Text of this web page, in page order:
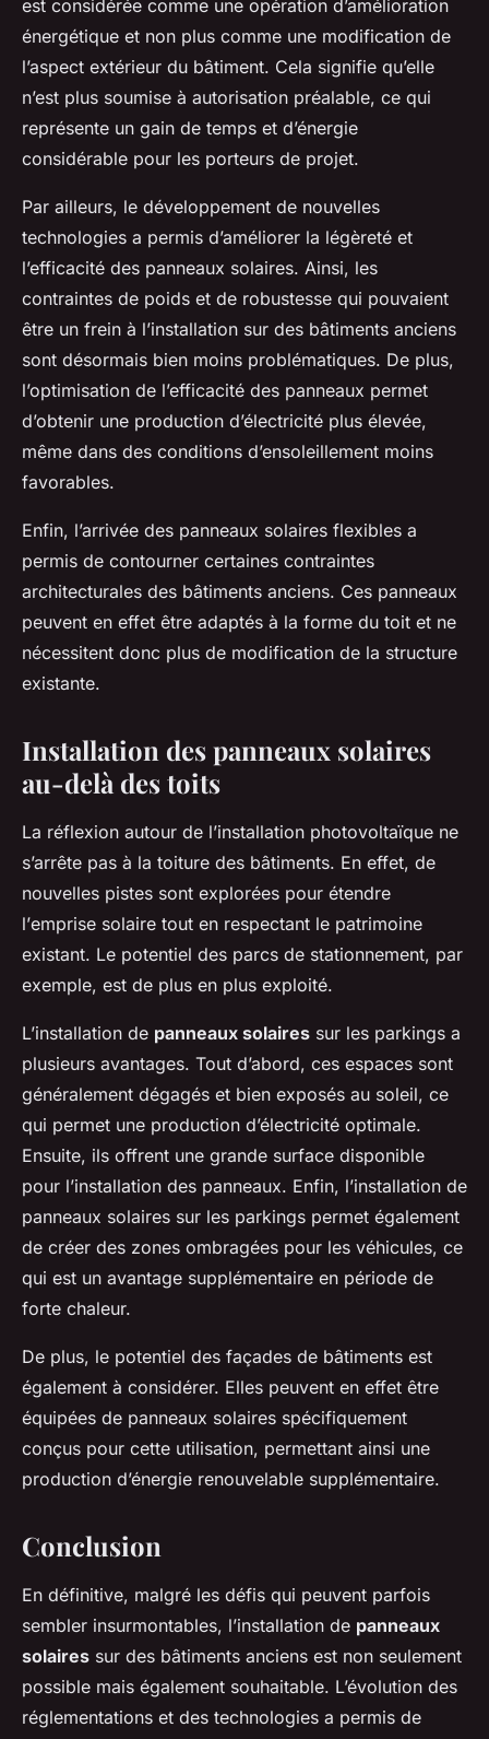
est considérée comme une opération d’amélioration
énergétique et non plus comme une modification de
l’aspect extérieur du bâtiment. Cela signifie qu’elle
n’est plus soumise à autorisation préalable, ce qui
représente un gain de temps et d’énergie
considérable pour les porteurs de projet.
Par ailleurs, le développement de nouvelles
technologies a permis d’améliorer la légèreté et
l’efficacité des panneaux solaires. Ainsi, les
contraintes de poids et de robustesse qui pouvaient
être un frein à l’installation sur des bâtiments anciens
sont désormais bien moins problématiques. De plus,
l’optimisation de l’efficacité des panneaux permet
d’obtenir une production d’électricité plus élevée,
même dans des conditions d’ensoleillement moins
favorables.
Enfin, l’arrivée des panneaux solaires flexibles a
permis de contourner certaines contraintes
architecturales des bâtiments anciens. Ces panneaux
peuvent en effet être adaptés à la forme du toit et ne
nécessitent donc plus de modification de la structure
existante.
Installation des panneaux solaires
au-delà des toits
La réflexion autour de l’installation photovoltaïque ne
s’arrête pas à la toiture des bâtiments. En effet, de
nouvelles pistes sont explorées pour étendre
l’emprise solaire tout en respectant le patrimoine
existant. Le potentiel des parcs de stationnement, par
exemple, est de plus en plus exploité.
L’installation de panneaux solaires sur les parkings a
plusieurs avantages. Tout d’abord, ces espaces sont
généralement dégagés et bien exposés au soleil, ce
qui permet une production d’électricité optimale.
Ensuite, ils offrent une grande surface disponible
pour l’installation des panneaux. Enfin, l’installation de
panneaux solaires sur les parkings permet également
de créer des zones ombragées pour les véhicules, ce
qui est un avantage supplémentaire en période de
forte chaleur.
De plus, le potentiel des façades de bâtiments est
également à considérer. Elles peuvent en effet être
équipées de panneaux solaires spécifiquement
conçus pour cette utilisation, permettant ainsi une
production d’énergie renouvelable supplémentaire.
Conclusion
En définitive, malgré les défis qui peuvent parfois
sembler insurmontables, l’installation de panneaux
solaires sur des bâtiments anciens est non seulement
possible mais également souhaitable. L’évolution des
réglementations et des technologies a permis de